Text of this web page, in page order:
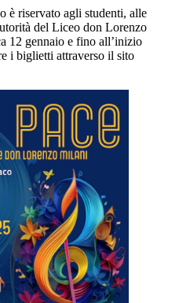
è riservato agli studenti, alle
del Liceo don Lorenzo
12 gennaio e fino all’inizio
i biglietti attraverso il sito